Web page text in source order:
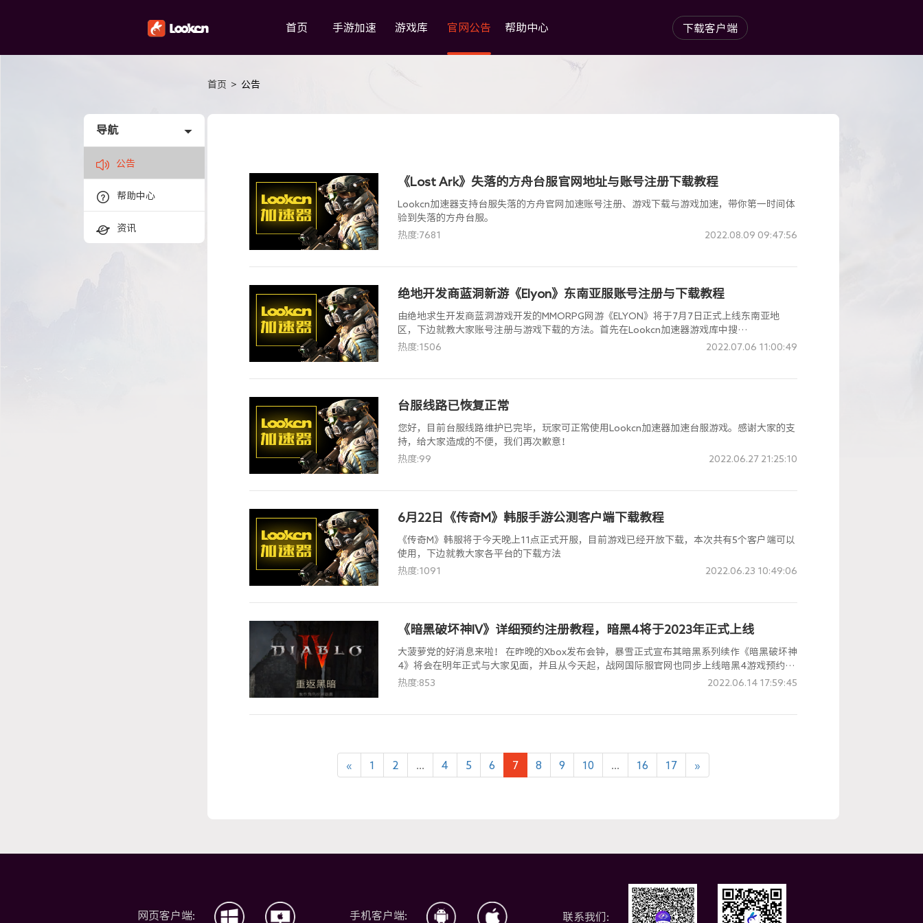
首页 手游加速 游戏库 官网公告 帮助中心 下载客户端
导航
公告
帮助中心
资讯
首页 > 公告
《Lost Ark》失落的方舟台服官网地址与账号注册下载教程
Lookcn加速器支持台服失落的方舟官网加速账号注册、游戏下载与游戏加速，带你第一时间体
验到失落的方舟台服。
热度:7681
2022.08.09 09:47:56
绝地开发商蓝洞新游《Elyon》东南亚服账号注册与下载教程
由绝地求生开发商蓝洞游戏开发的MMORPG网游《ELYON》将于7月7日正式上线东南亚地
区，下边就教大家账号注册与游戏下载的方法。首先在Lookcn加速器游戏库中搜
索“ELYON”找到ELYON东南亚服注册并启动加速，加速成功后，点击启动游戏按钮打开
热度:1506 2022.07.06 11:00:49
台服线路已恢复正常
您好，目前台服线路维护已完毕，玩家可正常使用Lookcn加速器加速台服游戏。感谢大家的支
持，给大家造成的不便，我们再次歉意！
热度:99
2022.06.27 21:25:10
6月22日《传奇M》韩服手游公测客户端下载教程
《传奇M》韩服将于今天晚上11点正式开服，目前游戏已经开放下载，本次共有5个客户端可以
使用，下边就教大家各平台的下载方法
热度:1091
2022.06.23 10:49:06
《暗黑破坏神IV》详细预约注册教程，暗黑4将于2023年正式上线
大菠萝党的好消息来啦！ 在昨晚的Xbox发布会钟，暴雪正式宣布其暗黑系列续作《暗黑破坏神
4》将会在明年正式与大家见面，并且从今天起，战网国际服官网也同步上线暗黑4游戏预约注
册活动。下边Lookcn加速器就教大家，暗黑4的预约方法。
热度:853 2022.06.14 17:59:45
« 1 2 4 5 6 7 8 9 10 16 17 »
网页客户端: 手机客户端: 联系我们: